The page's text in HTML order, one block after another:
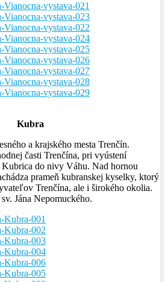
Kubra
a krajského mesta Trenčín.
časti Trenčína, pri vyústení
do nivy Váhu. Nad hornou
prameň kubranskej kyselky, ktorý
Trenčína, ale i širokého okolia.
Jána Nepomuckého.